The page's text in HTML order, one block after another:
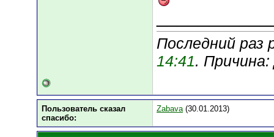
Последний раз
14:41.
Пользователь сказал
cпасибо:
Zabava(30.01.2013)